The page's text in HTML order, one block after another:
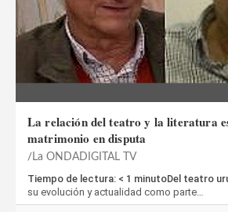
La relación del teatro y la literatura
matrimonio en disputa
La ONDADIGITAL TV
Tiempo de lectura: < 1 minutoDel teatro
su evolución y actualidad como parte…